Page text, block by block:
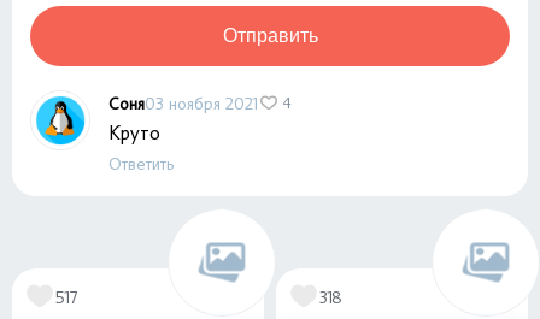
Отправить
Соня03 ноября 2021 4
Круто
Ответить
517 318